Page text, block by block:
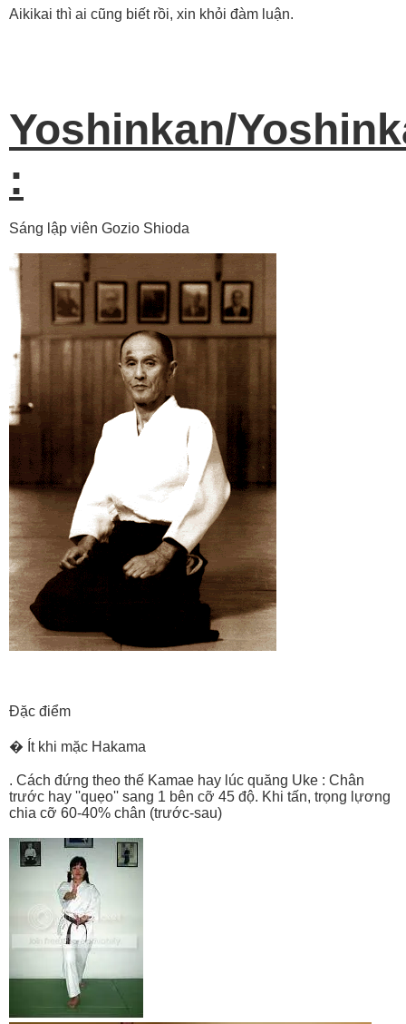
Aikikai thì ai cũng biết rồi, xin khỏi đàm luận.
Yoshinkan/
:
Sáng lập viên Gozio Shioda
Đặc điểm
� Ít khi mặc Hakama
. Cách đứng theo thế Kamae hay lúc quăng Uke : Chân
trước hay ''quẹo'' sang 1 bên cỡ 45 độ. Khi tấn, trọng lựơng
chia cỡ 60-40% chân (trước-sau)